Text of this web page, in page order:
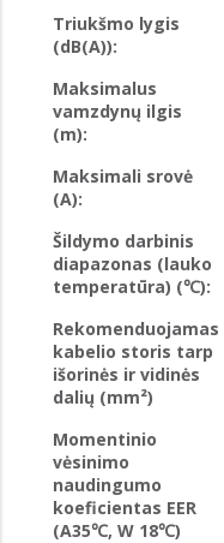
Triukšmo lygis
(dB(A)):
Maksimalus
vamzdynų ilgis
(m):
Maksimali srovė
(A):
Šildymo darbinis
diapazonas (lauko
temperatūra) (℃):
Rekomenduojamas
kabelio storis tarp
išorinės ir vidinės
dalių (mm²)
Momentinio
vėsinimo
naudingumo
koeficientas EER
(A35℃, W 18℃)